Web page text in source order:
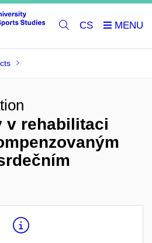
CS
v rehabilitaci